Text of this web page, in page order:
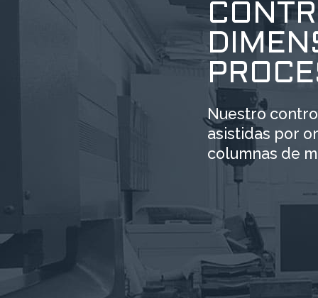
Nuestro
asistidas por
columnas de